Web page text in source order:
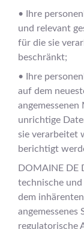
• Ihre
und relevant
für die sie
beschränkt;
• Ihre
auf dem
unrichtige
sie verarbeitet
berichtigt
DOMAINE DE
technische
dem
angemessenes
regulatorische